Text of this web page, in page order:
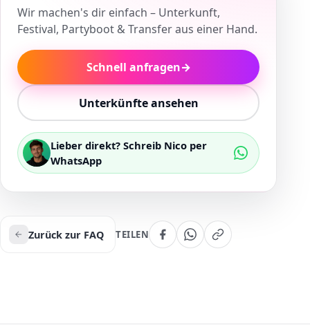
Wir machen's dir einfach – Unterkunft,
Festival, Partyboot & Transfer aus einer Hand.
Schnell anfragen→
Unterkünfte ansehen
Lieber direkt? Schreib Nico per
WhatsApp
Zurück zur FAQ TEILEN